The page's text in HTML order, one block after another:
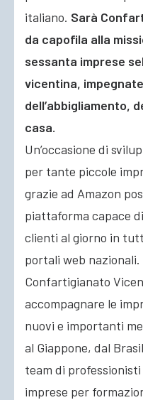
italiano. Sarà
da capofila alla
sessanta imprese
vicentina,
dell’abbigliamento,
casa.
Un’occasione di
per tante piccole
grazie ad Amazon
piattaforma capace
clienti al giorno in
portali web
Confartigianato
accompagnare le
nuovi e importanti
al Giappone, dal
team di
imprese per